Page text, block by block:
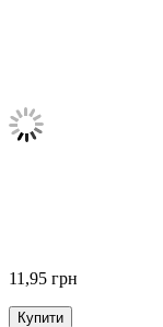
11,95 грн
Купити